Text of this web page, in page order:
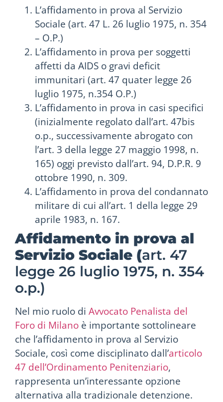
L’affidamento in prova al Servizio
Sociale (art. 47 L. 26 luglio 1975, n. 354
– O.P.)
L’affidamento in prova per soggetti
affetti da AIDS o gravi deficit
immunitari (art. 47 quater legge 26
luglio 1975, n.354 O.P.)
L’affidamento in prova in casi specifici
(inizialmente regolato dall’art. 47bis
o.p., successivamente abrogato con
l’art. 3 della legge 27 maggio 1998, n.
165) oggi previsto dall’art. 94, D.P.R. 9
ottobre 1990, n. 309.
L’affidamento in prova del condannato
militare di cui all’art. 1 della legge 29
aprile 1983, n. 167.
Affidamento in prova al
Servizio Sociale (art. 47
legge 26 luglio 1975, n. 354
o.p.)
Nel mio ruolo di Avvocato Penalista del
Foro di Milano è importante sottolineare
che l’affidamento in prova al Servizio
Sociale, così come disciplinato dall’articolo
47 dell’Ordinamento Penitenziario,
rappresenta un’interessante opzione
alternativa alla tradizionale detenzione.